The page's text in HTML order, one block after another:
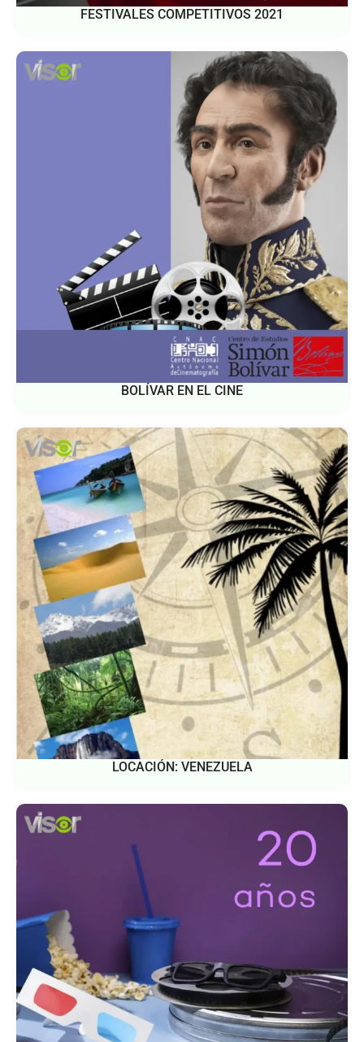
FESTIVALES COMPETITIVOS 2021
BOLÍVAR EN EL CINE
LOCACIÓN: VENEZUELA